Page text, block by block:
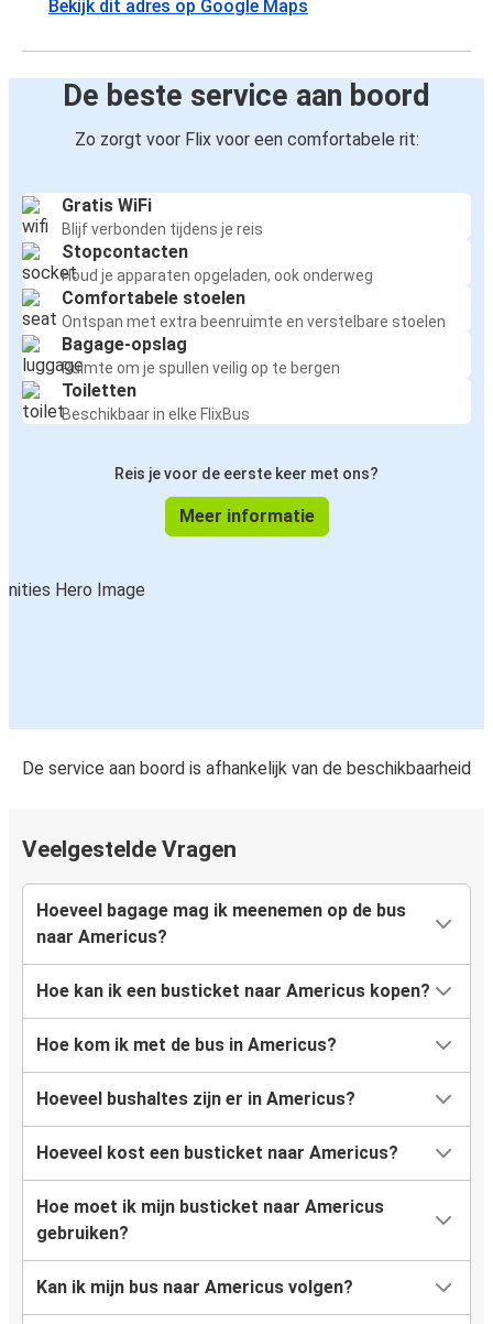
Bekijk dit adres op Google Maps
De beste service aan boord
Zo zorgt voor Flix voor een comfortabele rit:
Gratis WiFi
Blijf verbonden tijdens je reis
Stopcontacten
Houd je apparaten opgeladen, ook onderweg
Comfortabele stoelen
Ontspan met extra beenruimte en verstelbare stoelen
Bagage-opslag
Ruimte om je spullen veilig op te bergen
Toiletten
Beschikbaar in elke FlixBus
Reis je voor de eerste keer met ons?
Meer informatie
De service aan boord is afhankelijk van de beschikbaarheid
Veelgestelde Vragen
Hoeveel bagage mag ik meenemen op de bus
naar Americus?
Hoe kan ik een busticket naar Americus kopen?
Hoe kom ik met de bus in Americus?
Hoeveel bushaltes zijn er in Americus?
Hoeveel kost een busticket naar Americus?
Hoe moet ik mijn busticket naar Americus
gebruiken?
Kan ik mijn bus naar Americus volgen?